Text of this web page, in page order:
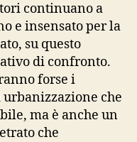
continuano a
e insensato per la
su questo
di confronto.
forse i
che
ma è anche un
che